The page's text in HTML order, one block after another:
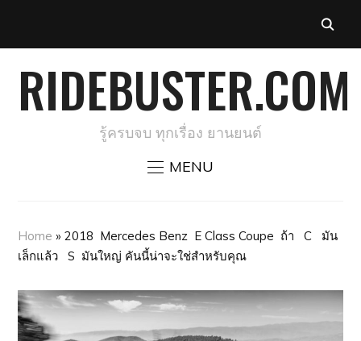
RIDEBUSTER.COM
รู้ครบจบ ทุกเรื่อง ยานยนต์
MENU
Home »2018 Mercedes Benz E Class Coupe ถ้า C มัน
เล็กแล้ว S มันใหญ่ คันนี้น่าจะใช่สำหรับคุณ